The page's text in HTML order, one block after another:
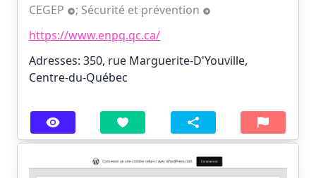
CEGEP ; Sécurité et prévention
https://www.enpq.qc.ca/
Adresses: 350, rue Marguerite-D'Youville,
Centre-du-Québec